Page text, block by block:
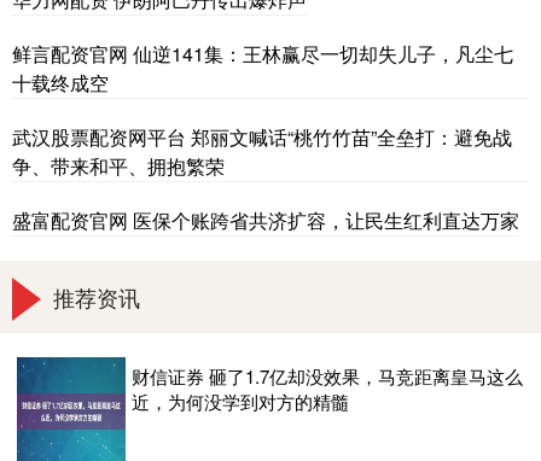
鲜言配资官网 仙逆141集：王林赢尽一切却失儿子，凡尘七
十载终成空
武汉股票配资网平台 郑丽文喊话“桃竹竹苗”全垒打：避免战
争、带来和平、拥抱繁荣
盛富配资官网 医保个账跨省共济扩容，让民生红利直达万家
推荐资讯
财信证券 砸了1.7亿却没效果，马竞距离皇马这么
近，为何没学到对方的精髓